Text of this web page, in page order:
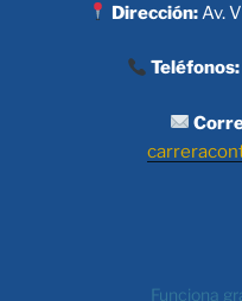
Dirección:Av.
Teléfonos:
Funciona